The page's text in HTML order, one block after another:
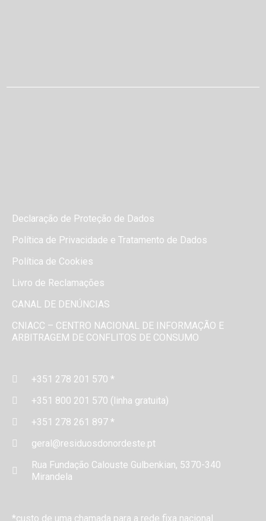
Declaração de Proteção de Dados
Política de Privacidade e Tratamento de Dados
Política de Cookies
Livro de Reclamações
CANAL DE DENÚNCIAS
CNIACC – CENTRO NACIONAL DE INFORMAÇÃO E
ARBITRAGEM DE CONFLITOS DE CONSUMO
+351 278 201 570 *
+351 800 201 570 (linha gratuita)
+351 278 261 897 *
geral@residuosdonordeste.pt
Rua Fundação Calouste Gulbenkian, 5370-340
Mirandela
*custo de uma chamada para a rede fixa nacional